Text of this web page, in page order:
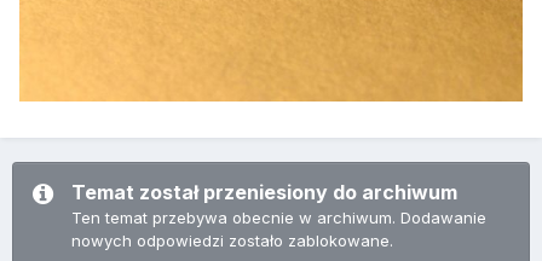
Temat został przeniesiony do archiwum
Ten temat przebywa obecnie w archiwum. Dodawanie
nowych odpowiedzi zostało zablokowane.